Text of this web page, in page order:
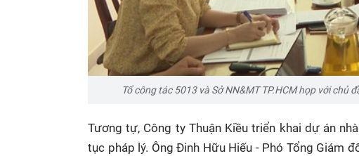
Tổ công tác 5013 và Sở NN&MT TP.HCM họp với
Tương tự, Công ty Thuận Kiều triển khai dự án
tục pháp lý. ÔngĐinh Hữu Hiếu - Phó Tổng Giám